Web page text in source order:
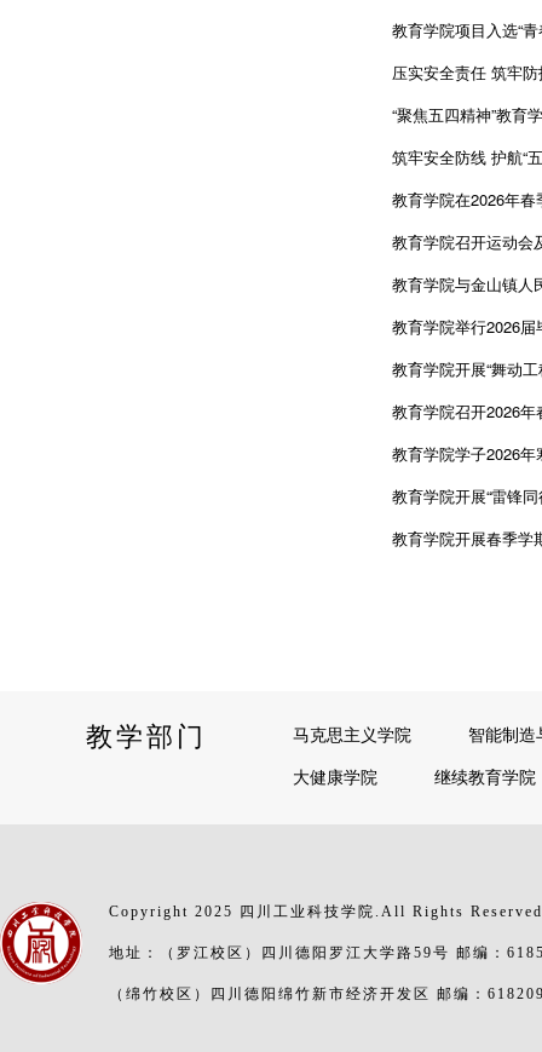
教育学院项目入选“
压实安全责任 筑牢
“聚焦五四精神”教育
筑牢安全防线 护航“
教育学院在2026年
教育学院召开运动会
教育学院与金山镇人
教育学院举行2026
教育学院开展“舞动
教育学院召开2026
教育学院学子2026年
教育学院开展“雷锋
教育学院开展春季学
教学部门 马克思主义学院
智能制造
大健康学院
继续教育学院
Copyright 2025 四川工业科技学院.All Rights
地址：（罗江校区）四川德阳罗江大学路59号 邮编：
（绵竹校区）四川德阳绵竹新市经济开发区 邮编：